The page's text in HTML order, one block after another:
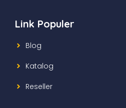
Link Populer
Blog
Katalog
Reseller